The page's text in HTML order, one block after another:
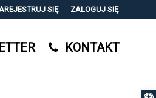
SIĘ ZALOGUJ SIĘ
KONTAKT